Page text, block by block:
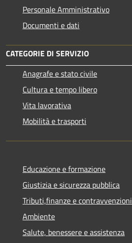
Personale Amministrativo
Documenti e dati
CATEGORIE DI SERVIZIO
Anagrafe e stato civile
Cultura e tempo libero
Vita lavorativa
Mobilità e trasporti
Educazione e formazione
Giustizia e sicurezza pubblica
Tributi,finanze e contravvenzioni
Ambiente
Salute, benessere e assistenza